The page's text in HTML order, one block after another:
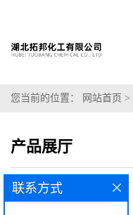
您当前的位置： 网站首页 >
产品展厅
联系方式